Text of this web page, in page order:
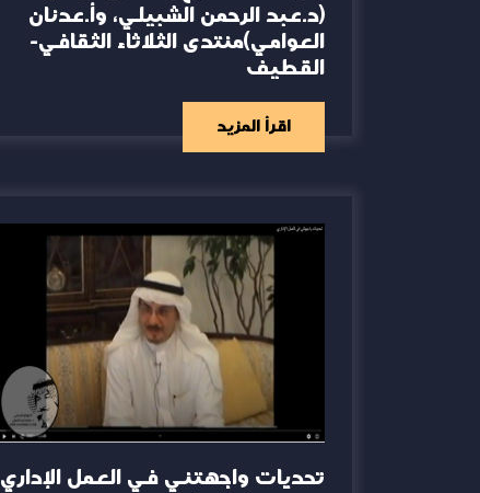
(د.عبد الرحمن الشبيلي، وأ.عدنان
العوامي)منتدى الثلاثاء الثقافي-
القطيف
اقرأ المزيد
تحديات واجهتني في العمل الإداري